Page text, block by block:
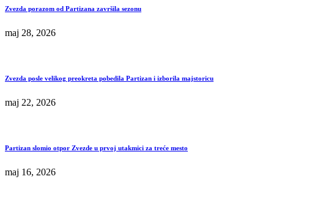
Zvezda porazom od Partizana završila sezonu
maj 28, 2026
Zvezda posle velikog preokreta pobedila Partizan i izborila majstoricu
maj 22, 2026
Partizan slomio otpor Zvezde u prvoj utakmici za treće mesto
maj 16, 2026